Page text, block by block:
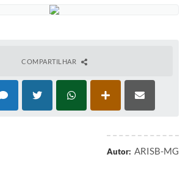
COMPARTILHAR
Autor: ARISB-MG